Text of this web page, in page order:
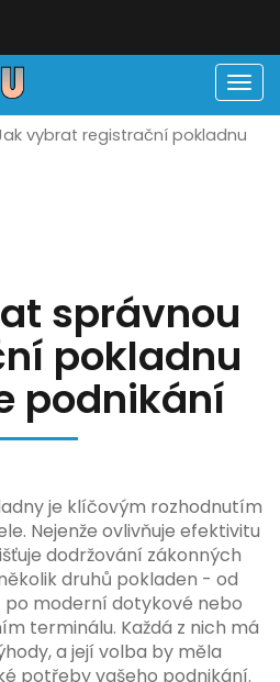
vybrat registrační pokladnu
správnou
pokladnu
podnikání
je klíčovým rozhodnutím
Nejenže ovlivňuje efektivitu
dodržování zákonných
druhů pokladen - od
moderní dotykové nebo
terminálu. Každá z nich má
a její volba by měla
potřeby vašeho podnikání.